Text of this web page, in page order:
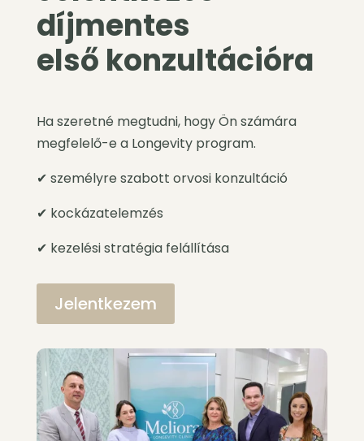
díjmentes
első konzultációra
Ha szeretné megtudni, hogy Ön számára
megfelelő-e a Longevity program.
✔ személyre szabott orvosi konzultáció
✔ kockázatelemzés
✔ kezelési stratégia felállítása
Jelentkezem